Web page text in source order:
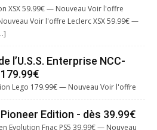
XSX 59.99€ — Nouveau Voir l'offre
Voir l'offre Leclerc XSX 59.99€ —
l’U.S.S. Enterprise NCC-
Lego 179.99€ — Nouveau Voir l'offre
Edition - dès 39.99€
Evolution Fnac PS5 39.99€ — Nouveau